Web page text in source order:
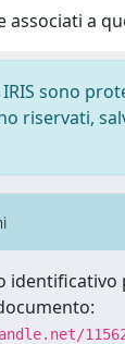
associati a
sono
riservati,
identificativo